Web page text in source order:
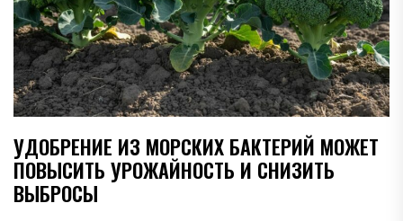
УДОБРЕНИЕ ИЗ МОРСКИХ БАКТЕРИЙ МОЖЕТ
ПОВЫСИТЬ УРОЖАЙНОСТЬ И СНИЗИТЬ
ВЫБРОСЫ